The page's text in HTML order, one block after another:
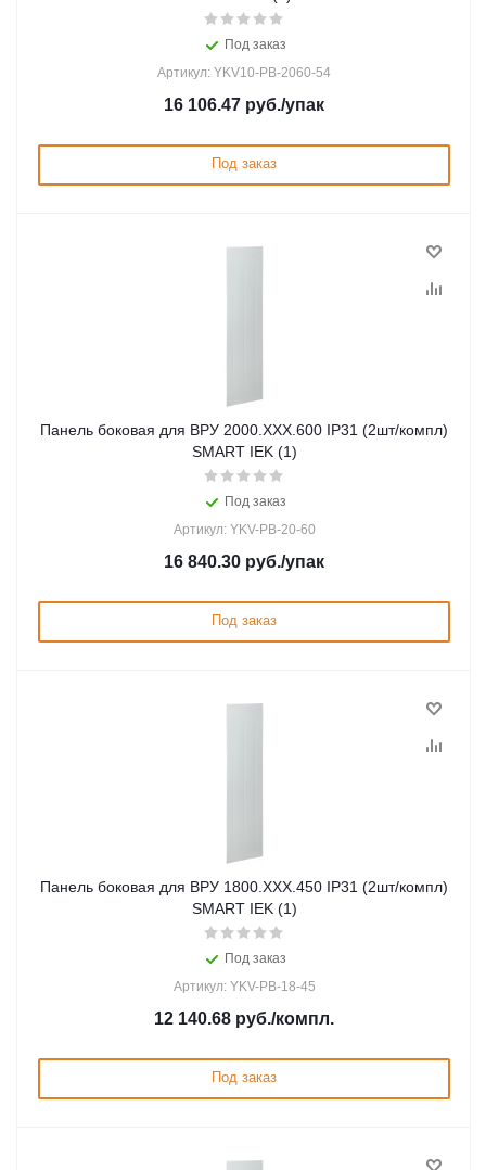
Под заказ
Артикул: YKV10-PB-2060-54
16 106.47 руб./упак
Под заказ
Панель боковая для ВРУ 2000.ХХХ.600 IP31 (2шт/компл)
SMART IEK (1)
Под заказ
Артикул: YKV-PB-20-60
16 840.30 руб./упак
Под заказ
Панель боковая для ВРУ 1800.ХХХ.450 IP31 (2шт/компл)
SMART IEK (1)
Под заказ
Артикул: YKV-PB-18-45
12 140.68 руб./компл.
Под заказ